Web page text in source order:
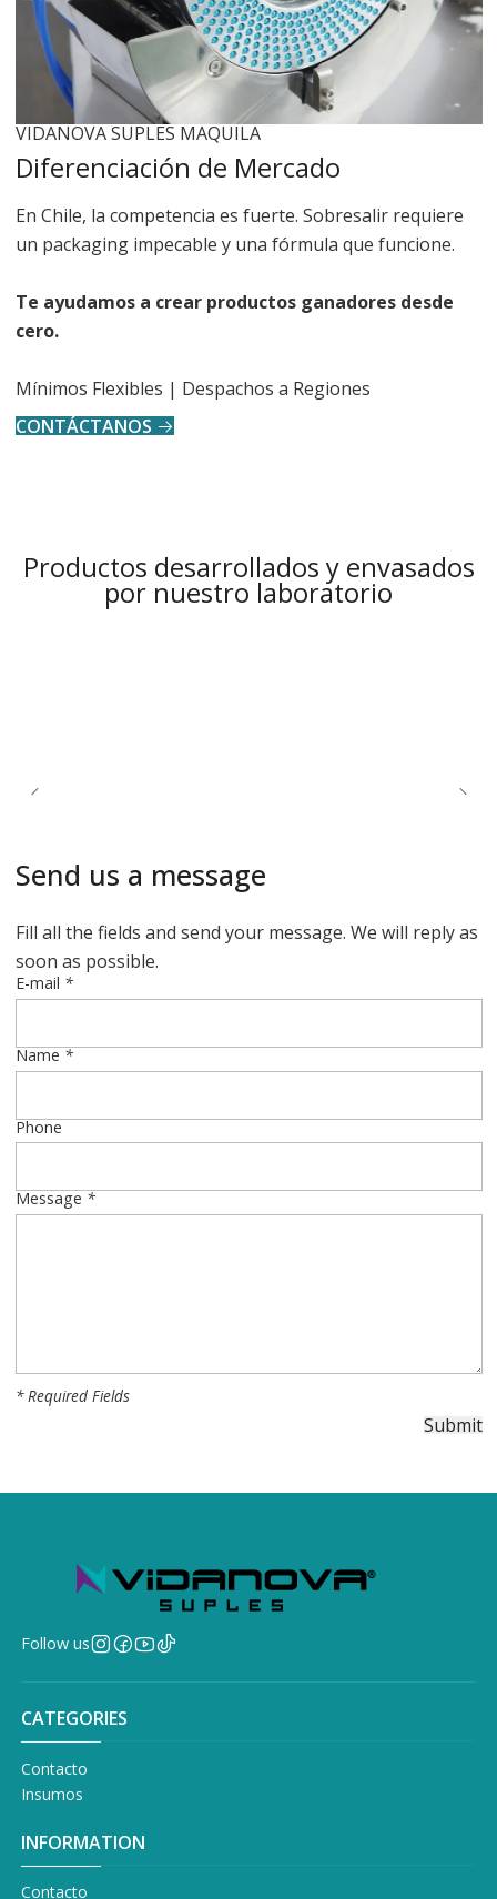
VIDANOVA SUPLES MAQUILA
Diferenciación de Mercado
En Chile, la competencia es fuerte. Sobresalir requiere
un packaging impecable y una fórmula que funcione.
Te ayudamos a crear productos ganadores desde
cero.
Mínimos Flexibles | Despachos a Regiones
CONTÁCTANOS
Productos desarrollados y envasados
por nuestro laboratorio
Send us a message
Fill all the fields and send your message. We will reply as
soon as possible.
E-mail *
Name*
Phone
Message *
* Required Fields
Follow us
CATEGORIES
Contacto
Insumos
INFORMATION
Contacto